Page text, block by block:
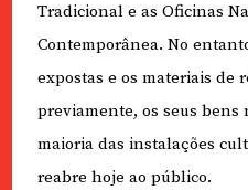
Tradicional e as Oficinas
Contemporânea. No
expostas e os materiais de
previamente, os seus bens
maioria das instalações
reabre hoje ao público.